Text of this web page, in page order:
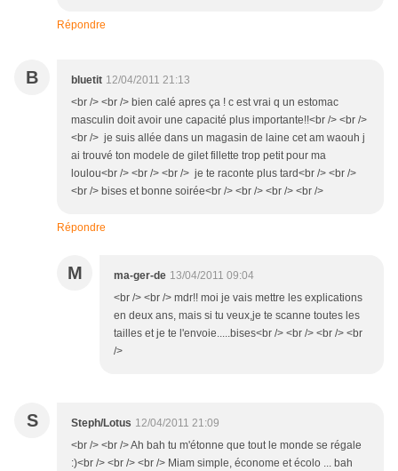
Répondre
B bluetit 12/04/2011 21:13
<br /> <br /> bien calé apres ça ! c est vrai q un estomac
masculin doit avoir une capacité plus importante!!<br /> <br />
<br /> je suis allée dans un magasin de laine cet am waouh j
ai trouvé ton modele de gilet fillette trop petit pour ma
loulou<br /> <br /> <br /> je te raconte plus tard<br /> <br />
<br /> bises et bonne soirée<br /> <br /> <br /> <br />
Répondre
M ma-ger-de 13/04/2011 09:04
<br /> <br /> mdr!! moi je vais mettre les explications
en deux ans, mais si tu veux,je te scanne toutes les
tailles et je te l'envoie.....bises<br /> <br /> <br /> <br
/>
S Steph/Lotus 12/04/2011 21:09
<br /> <br /> Ah bah tu m'étonne que tout le monde se régale
:)<br /> <br /> <br /> Miam simple, économe et écolo ... bah